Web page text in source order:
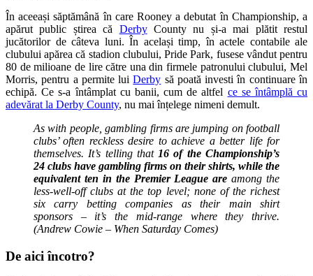
În aceeași săptămână în care Rooney a debutat în Championship, a
apărut public știrea că DerbyCounty nu și-a mai plătit restul
jucătorilor de câteva luni. În același timp, în actele contabile ale
clubului apărea că stadion clubului, Pride Park, fusese vândut pentru
80 de milioane de lire către una din firmele patronului clubului, Mel
Morris, pentru a permite luiDerby să poată investi în continuare în
echipă. Ce s-a întâmplat cu banii, cum de altfel ce se întâmplă cu
adevărat la Derby County, nu mai înțelege nimeni demult.
As with people, gambling firms are jumping on football
clubs’ often reckless desire to achieve a better life for
themselves. It’s telling that 16 of the Championship’s
24 clubs have gambling firms on their shirts, while the
equivalent ten in the Premier League are among the
less-well-off clubs at the top level; none of the richest
six carry betting companies as their main shirt
sponsors – it’s the mid-range where they thrive.
(Andrew Cowie – When Saturday Comes)
De aici încotro?